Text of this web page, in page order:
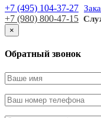
+7 (495) 104-37-27
+7 (980) 800-47-15
×
Обратный звонок